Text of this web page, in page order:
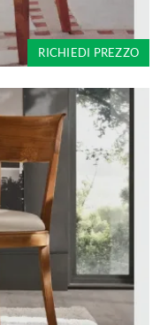
RICHIEDI PREZZO